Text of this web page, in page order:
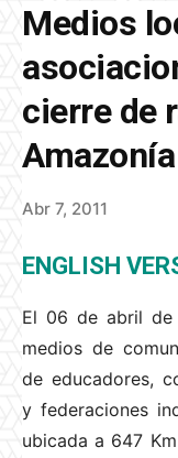
Medios
cierre de
Amazonía
Abr 7, 2011
ENGLISH
El 06 de abril de
medios de
de educadores,
y federaciones
ubicada a 647